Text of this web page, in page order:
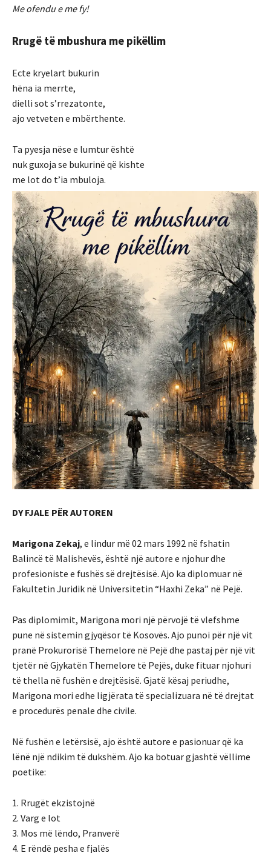
Me ofendu e me fy!
Rrugë të mbushura me pikëllim
Ecte kryelart bukurin
hëna ia merrte,
dielli sot s’rrezatonte,
ajo vetveten e mbërthente.
Ta pyesja nëse e lumtur është
nuk guxoja se bukurinë që kishte
me lot do t’ia mbuloja.
DY FJALE PËR AUTOREN
Marigona Zekaj, e lindur më 02 mars 1992 në fshatin
Balincë të Malishevës, është një autore e njohur dhe
profesioniste e fushës së drejtësisë. Ajo ka diplomuar në
Fakultetin Juridik në Universitetin “Haxhi Zeka” në Pejë.
Pas diplomimit, Marigona mori një përvojë të vlefshme
pune në sistemin gjyqësor të Kosovës. Ajo punoi për një vit
pranë Prokurorisë Themelore në Pejë dhe pastaj për një vit
tjetër në Gjykatën Themelore të Pejës, duke fituar njohuri
të thella në fushën e drejtësisë. Gjatë kësaj periudhe,
Marigona mori edhe ligjërata të specializuara në të drejtat
e procedurës penale dhe civile.
Në fushën e letërsisë, ajo është autore e pasionuar që ka
lënë një ndikim të dukshëm. Ajo ka botuar gjashtë vëllime
poetike:
1. Rrugët ekzistojnë
2. Varg e lot
3. Mos më lëndo, Pranverë
4. E rëndë pesha e fjalës